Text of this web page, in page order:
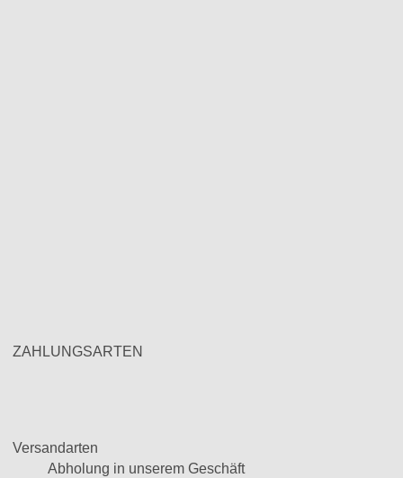
ZAHLUNGSARTEN
Versandarten
Abholung in unserem Geschäft